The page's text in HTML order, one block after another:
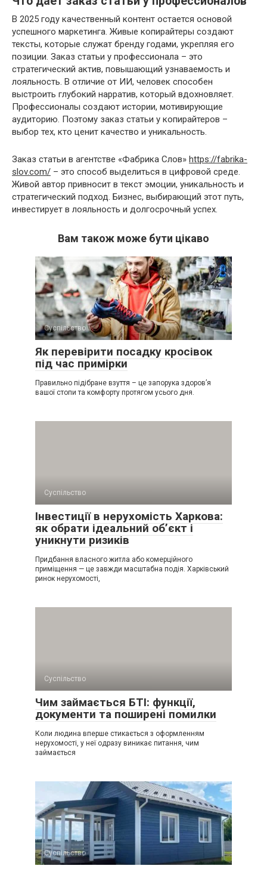
В 2025 году качественный контент остается основой
успешного маркетинга. Живые копирайтеры создают
тексты, которые служат бренду годами, укрепляя его
позиции. Заказ статьи у профессионала – это
стратегический актив, повышающий узнаваемость и
лояльность. В отличие от ИИ, человек способен
выстроить глубокий нарратив, который вдохновляет.
Профессионалы создают истории, мотивирующие
аудиторию. Поэтому заказ статьи у копирайтеров –
выбор тех, кто ценит качество и уникальность.
Заказ статьи в агентстве «Фабрика Слов» https://fabrika-
slov.com/ – это способ выделиться в цифровой среде.
Живой автор привносит в текст эмоции, уникальность и
стратегический подход. Бизнес, выбирающий этот путь,
инвестирует в лояльность и долгосрочный успех.
Вам також може бути цікаво
Суспільство
Як перевірити посадку кросівок
під час примірки
Правильно підібране взуття – це запорука здоров’я
вашої стопи та комфорту протягом усього дня.
Суспільство
Інвестиції в нерухомість Харкова:
як обрати ідеальний об’єкт і
уникнути ризиків
Придбання власного житла або комерційного
приміщення — це завжди масштабна подія. Харківський
ринок нерухомості,
Суспільство
Чим займається БТІ: функції,
документи та поширені помилки
Коли людина вперше стикається з оформленням
нерухомості, у неї одразу виникає питання, чим
займається
Суспільство